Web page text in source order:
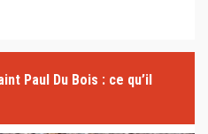
Paul Du Bois : ce qu’il